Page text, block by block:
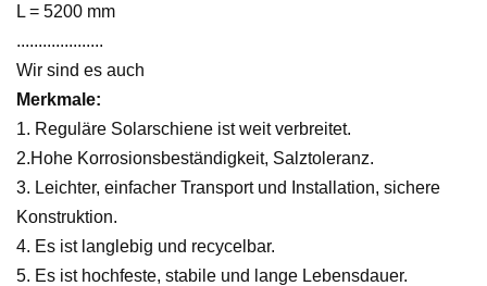
L = 5200 mm
....................
Wir sind es auch
Merkmale:
1. Reguläre Solarschiene ist weit verbreitet.
2.Hohe Korrosionsbeständigkeit, Salztoleranz.
3. Leichter, einfacher Transport und Installation, sichere
Konstruktion.
4. Es ist langlebig und recycelbar.
5. Es ist hochfeste, stabile und lange Lebensdauer.